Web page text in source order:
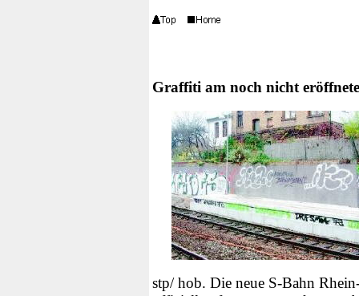
Graffiti am noch nicht
stp/ hob. Die neue S-Bahn